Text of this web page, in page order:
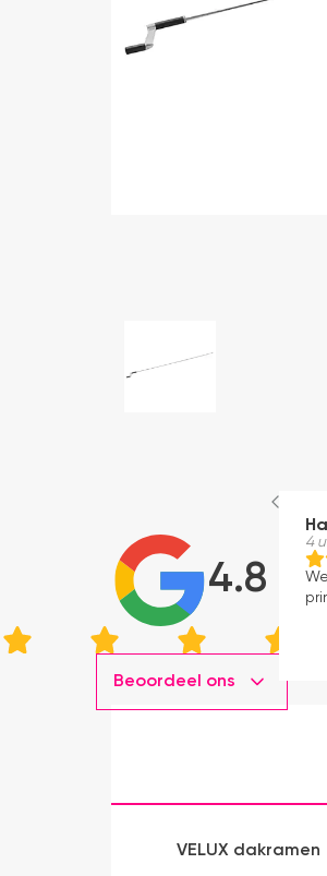
4.8
Beoordeel ons
4
VELUX dakramen